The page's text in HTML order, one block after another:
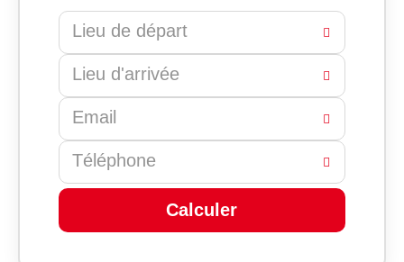
Calculer